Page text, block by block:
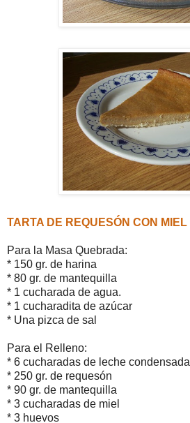
TARTA DE REQUESÓN CON MIEL
Para la Masa Quebrada:
* 150 gr. de harina
* 80 gr. de mantequilla
* 1 cucharada de agua.
* 1 cucharadita de azúcar
* Una pizca de sal
Para el Relleno:
* 6 cucharadas de leche condensada
* 250 gr. de requesón
* 90 gr. de mantequilla
* 3 cucharadas de miel
* 3 huevos